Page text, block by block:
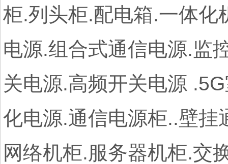
柜.列头柜.配电箱.一体化
电源.组合式通信电源.监
关电源.高频开关电源
化电源.通信电源柜..壁挂
网络机柜.服务器机柜.交